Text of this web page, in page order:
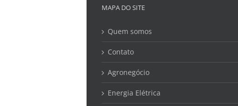
MAPA DO SITE
Quem somos
Contato
Agronegócio
Energia Elétrica